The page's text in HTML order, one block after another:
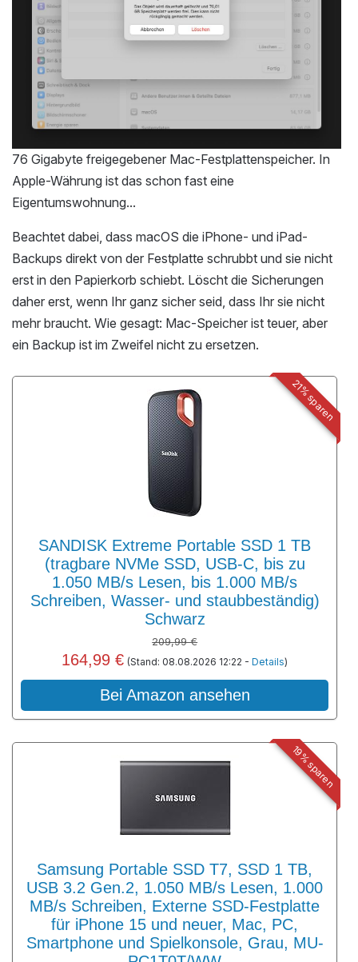
76 Gigabyte freigegebener Mac-Festplattenspeicher. In
Apple-Währung ist das schon fast eine
Eigentumswohnung...
Beachtet dabei, dass macOS die iPhone- und iPad-
Backups direkt von der Festplatte schrubbt und sie nicht
erst in den Papierkorb schiebt. Löscht die Sicherungen
daher erst, wenn Ihr ganz sicher seid, dass Ihr sie nicht
mehr braucht. Wie gesagt: Mac-Speicher ist teuer, aber
ein Backup ist im Zweifel nicht zu ersetzen.
21% sparen
SANDISK Extreme Portable SSD 1 TB
(tragbare NVMe SSD, USB-C, bis zu
1.050 MB/s Lesen, bis 1.000 MB/s
Schreiben, Wasser- und staubbeständig)
Schwarz
209,99 €
164,99 € (Stand: 08.08.2026 12:22 -Details)
Bei Amazon ansehen
19% sparen
Samsung Portable SSD T7, SSD 1 TB,
USB 3.2 Gen.2, 1.050 MB/s Lesen, 1.000
MB/s Schreiben, Externe SSD-Festplatte
für iPhone 15 und neuer, Mac, PC,
Smartphone und Spielkonsole, Grau, MU-